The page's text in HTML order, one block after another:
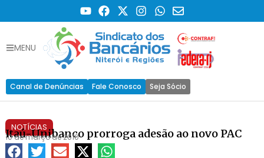
MENU
Canal de Denúncias Fale Conosco Seja Sócio
NOTÍCIAS
Itaú-Unibanco prorroga adesão ao novo PAC
10 de março de 2010